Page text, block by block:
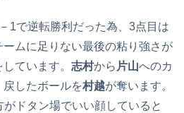
1で逆転勝利だった為、3点目は
ムに足りない最後の粘り強さが
ています。 志村から 片山へのカ
戻したボールを村越が奪います。
ドタン場でいい顔していると